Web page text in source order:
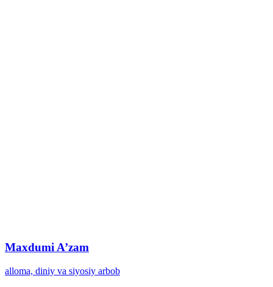
Maxdumi A’zam
alloma, diniy va siyosiy arbob